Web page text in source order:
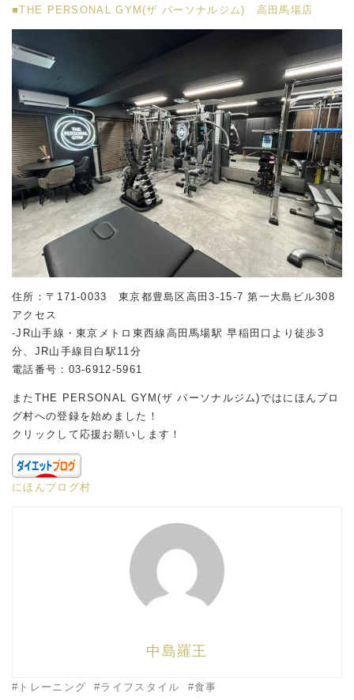
■THE PERSONAL GYM(ザ パーソナルジム) 高田馬場店
住所：〒171-0033 東京都豊島区高田3-15-7 第一大島ビル308
アクセス
-JR山手線・東京メトロ東西線高田馬場駅 早稲田口より徒歩3
分、JR山手線目白駅11分
電話番号：03-6912-5961
またTHE PERSONAL GYM(ザ パーソナルジム)ではにほんブロ
グ村への登録を始めました！
クリックして応援お願いします！
にほんブログ村
中島羅王
トレーニング ライフスタイル 食事